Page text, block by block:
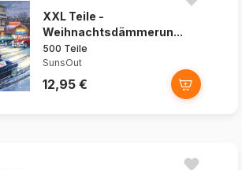
XXL Teile -
Weihnachtsdämmerun...
500 Teile
SunsOut
12,95 €